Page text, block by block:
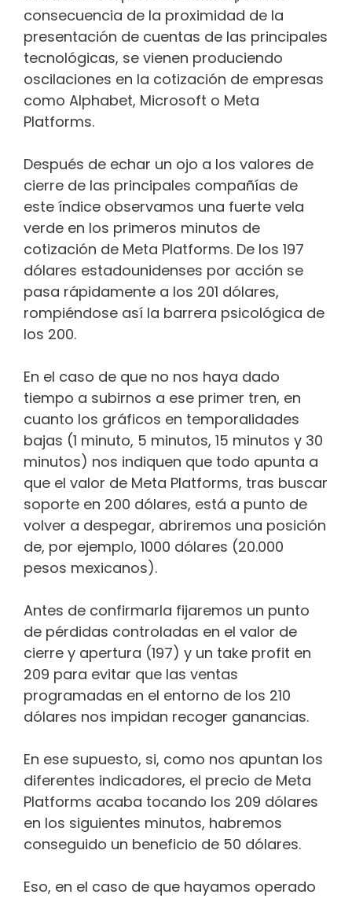
consecuencia de la proximidad de la
presentación de cuentas de las principales
tecnológicas, se vienen produciendo
oscilaciones en la cotización de empresas
como Alphabet, Microsoft o Meta
Platforms.
Después de echar un ojo a los valores de
cierre de las principales compañías de
este índice observamos una fuerte vela
verde en los primeros minutos de
cotización de Meta Platforms. De los 197
dólares estadounidenses por acción se
pasa rápidamente a los 201 dólares,
rompiéndose así la barrera psicológica de
los 200.
En el caso de que no nos haya dado
tiempo a subirnos a ese primer tren, en
cuanto los gráficos en temporalidades
bajas (1 minuto, 5 minutos, 15 minutos y 30
minutos) nos indiquen que todo apunta a
que el valor de Meta Platforms, tras buscar
soporte en 200 dólares, está a punto de
volver a despegar, abriremos una posición
de, por ejemplo, 1000 dólares (20.000
pesos mexicanos).
Antes de confirmarla fijaremos un punto
de pérdidas controladas en el valor de
cierre y apertura (197) y un take profit en
209 para evitar que las ventas
programadas en el entorno de los 210
dólares nos impidan recoger ganancias.
En ese supuesto, si, como nos apuntan los
diferentes indicadores, el precio de Meta
Platforms acaba tocando los 209 dólares
en los siguientes minutos, habremos
conseguido un beneficio de 50 dólares.
Eso, en el caso de que hayamos operado